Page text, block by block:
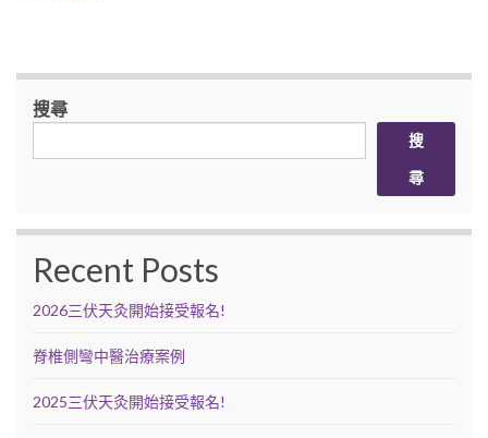
搜尋
搜
尋
Recent Posts
2026三伏天灸開始接受報名!
脊椎側彎中醫治療案例
2025三伏天灸開始接受報名!